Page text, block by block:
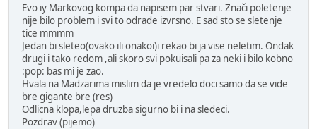
Evo iy Markovog kompa da napisem par stvari. Znači poletenje
nije bilo problem i svi to odrade izvrsno. E sad sto se sletenje
tice mmmm
Jedan bi sleteo(ovako ili onakoi)i rekao bi ja vise neletim. Ondak
drugi i tako redom ,ali skoro svi pokuisali pa za neki i bilo kobno
:pop: bas mi je zao.
Hvala na Madzarima mislim da je vredelo doci samo da se vide
bre gigante bre (res)
Odlicna klopa,lepa druzba sigurno bi i na sledeci.
Pozdrav (pijemo)